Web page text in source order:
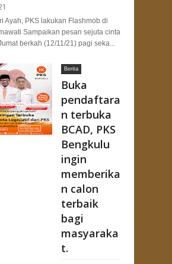
Ayah, PKS lakukan Flashmob di
Sampaikan pesan sejuta cinta
berkah (12/11/21) pagi seka...
Berita
Buka
pendaftara
n terbuka
BCAD, PKS
Bengkulu
ingin
memberika
n calon
terbaik
bagi
masyaraka
t.